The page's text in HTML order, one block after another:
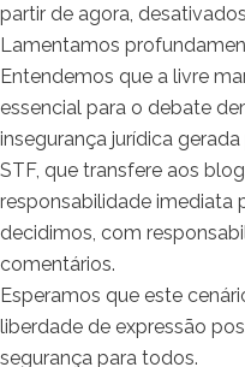
partir de agora,
Lamentamos
Entendemos que a livre
essencial para o debate
insegurança jurídica
STF, que transfere aos
responsabilidade imediata
decidimos, com
comentários.
Esperamos que este
liberdade de expressão
segurança para todos.